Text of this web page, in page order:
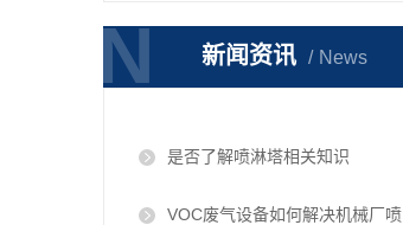
新闻资讯 News
N
N
是否了解喷淋塔相关知识
VOC废气设备如何解决机械厂喷漆废气问题